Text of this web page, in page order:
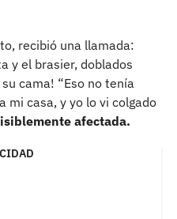
recibió una llamada:
y el brasier, doblados
cama! “Eso no tenía
mi casa, y yo lo vi colgado
afectada.